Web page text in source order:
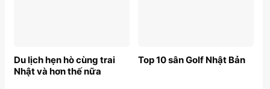
Du lịch hẹn hò cùng trai
Nhật và hơn thế nữa
Top 10 sân Golf Nhật Bản